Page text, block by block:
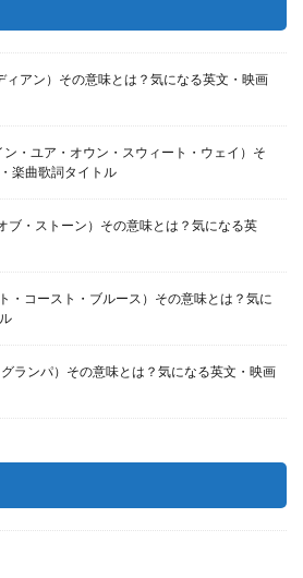
ィアン）その意味とは？気になる英文・映画
ン・ユア・オウン・スウィート・ウェイ）そ
楽曲歌詞タイトル
ブ・ストーン）その意味とは？気になる英
・コースト・ブルース）その意味とは？気に
ランパ）その意味とは？気になる英文・映画